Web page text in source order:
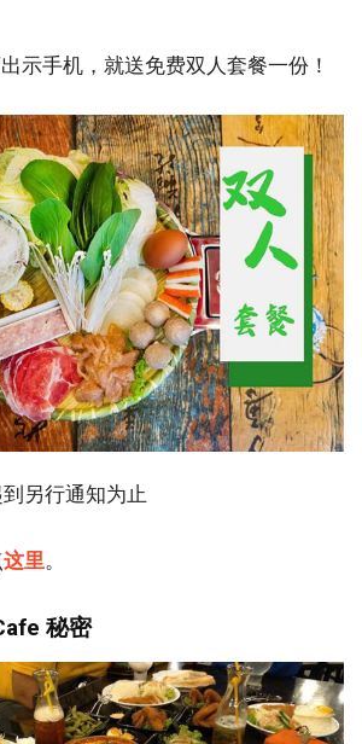
示手机，就送免费双人套餐一份！
到另行通知为止
这里。
秘密